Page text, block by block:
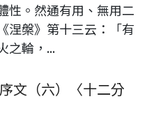
性。然通有用、無用二
涅槃》第十三云：「有
之輪，...
文（六）〈十二分